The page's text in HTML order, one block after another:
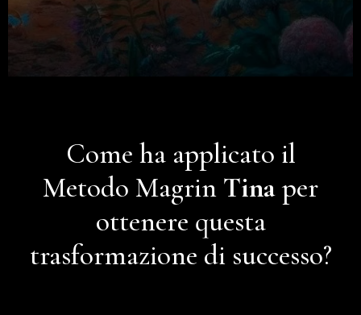
Come ha applicato il
Metodo Magrin Tinaper
ottenere questa
trasformazione di successo?